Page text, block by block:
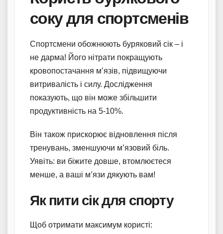
соку для спортсменів
Спортсмени обожнюють буряковий сік – і
не дарма! Його нітрати покращують
кровопостачання м’язів, підвищуючи
витривалість і силу. Дослідження
показують, що він може збільшити
продуктивність на 5-10%.
Він також прискорює відновлення після
тренувань, зменшуючи м’язовий біль.
Уявіть: ви біжите довше, втомлюєтеся
менше, а ваші м’язи дякують вам!
Як пити сік для спорту
Щоб отримати максимум користі: